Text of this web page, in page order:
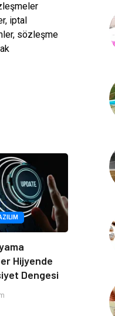
iptal
sözleşme
Hijyende
Dengesi